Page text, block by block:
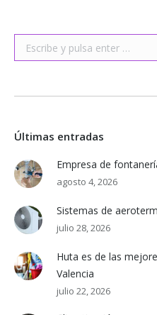
Buscar:
Últimas entradas
Empresa de
agosto 4, 2026
Sistemas de
julio 28, 2026
Huta es de las
Valencia
julio 22, 2026